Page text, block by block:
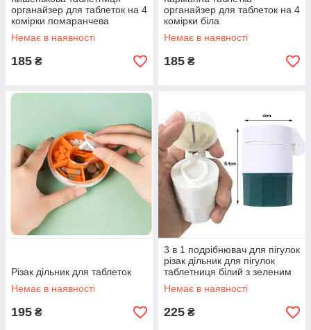
органайзер для таблеток на 4
комірки помаранчева
Немає в наявності
185 ₴
органайзер для таблеток на 4
комірки біла
Немає в наявності
185 ₴
Різак дільник для таблеток
Немає в наявності
195 ₴
3 в 1 подрібнювач для пігулок
різак дільник для пігулок
таблетниця білий з зеленим
Немає в наявності
225 ₴